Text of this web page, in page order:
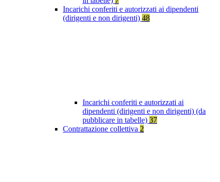
Incarichi conferiti e autorizzati ai dipendenti
(dirigenti e non dirigenti) 48
Incarichi conferiti e autorizzati ai
dipendenti (dirigenti e non dirigenti) (da
pubblicare in tabelle) 37
Contrattazione collettiva 2